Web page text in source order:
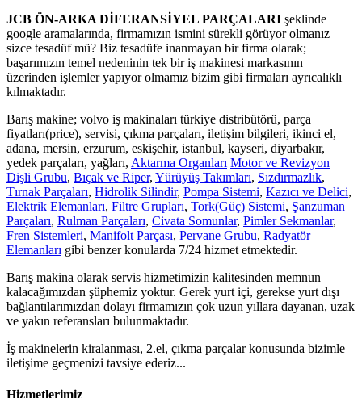
JCB ÖN-ARKA DİFERANSİYEL PARÇALARI şeklinde
google aramalarında, firmamızın ismini sürekli görüyor olmanız
sizce tesadüf mü? Biz tesadüfe inanmayan bir firma olarak;
başarımızın temel nedeninin tek bir iş makinesi markasının
üzerinden işlemler yapıyor olmamız bizim gibi firmaları ayrıcalıklı
kılmaktadır.
Barış makine; volvo iş makinaları türkiye distribütörü, parça
fiyatları(price), servisi, çıkma parçaları, iletişim bilgileri, ikinci el,
adana, mersin, erzurum, eskişehir, istanbul, kayseri, diyarbakır,
yedek parçaları, yağları, Aktarma Organları Motor ve Revizyon
Dişli Grubu, Bıçak ve Riper, Yürüyüş Takımları, Sızdırmazlık,
Tırnak Parçaları, Hidrolik Silindir, Pompa Sistemi, Kazıcı ve Delici,
Elektrik Elemanları, Filtre Grupları, Tork(Güç) Sistemi, Şanzuman
Parçaları, Rulman Parçaları, Civata Somunlar, Pimler Sekmanlar,
Fren Sistemleri, Manifolt Parçası, Pervane Grubu, Radyatör
Elemanları gibi benzer konularda 7/24 hizmet etmektedir.
Barış makina olarak servis hizmetimizin kalitesinden memnun
kalacağımızdan şüphemiz yoktur. Gerek yurt içi, gerekse yurt dışı
bağlantılarımızdan dolayı firmamızın çok uzun yıllara dayanan, uzak
ve yakın referansları bulunmaktadır.
İş makinelerin kiralanması, 2.el, çıkma parçalar konusunda bizimle
iletişime geçmenizi tavsiye ederiz...
Hizmetlerimiz